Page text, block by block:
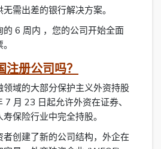
需出差的银行解决方案。
6 周内 ，您的公司开始全面
册公司吗？
领域的大部分保护主义外资持股
月 23 日起允许外资在证券、
保险行业中完全持股。
者创建了新的公司结构，外企在